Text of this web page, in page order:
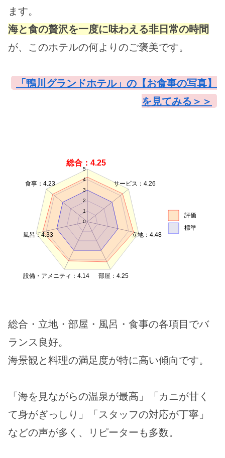
ます。
海と食の贅沢を一度に味わえる非日常の時間
が、このホテルの何よりのご褒美です。
「鴨川グランドホテル」の【お食事の写真】
を見てみる＞＞
0
1
2
3
4
5
総合：4.25
サービス：4.26
立地：4.48
部屋：4.25
設備・アメニティ：4.14
風呂：4.33
食事：4.23
評価
標準
総合・立地・部屋・風呂・食事の各項目でバ
ランス良好。
海景観と料理の満足度が特に高い傾向です。
「海を見ながらの温泉が最高」「カニが甘く
て身がぎっしり」「スタッフの対応が丁寧」
などの声が多く、リピーターも多数。